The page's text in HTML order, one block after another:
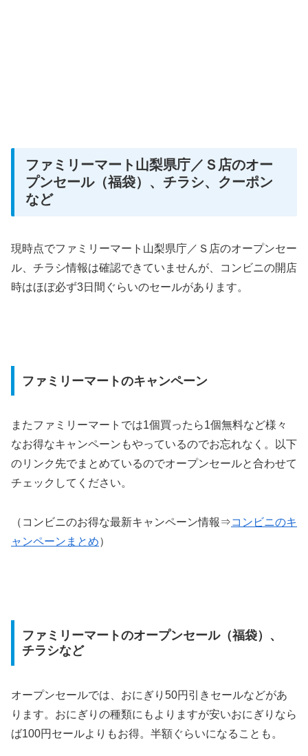
ファミリーマート山梨県庁／Ｓ店のオー
プンセール（福袋）、チラシ、クーポン
など
現時点でファミリーマート山梨県庁／Ｓ店のオープンセー
ル、チラシ情報は確認できていませんが、コンビニの開店
時はほぼ必ず3日間ぐらいのセールがあります。
ファミリーマートのキャンペーン
またファミリーマートでは1個買ったら1個無料など様々
なお得なキャンペーンもやっているのでお忘れなく。以下
のリンク先でまとめているのでオープンセールと合わせて
チェックしてください。
（コンビニのお得な最新キャンペーン情報⇒コンビニのキ
ャンペーンまとめ）
ファミリーマートのオープンセール（福袋）、
チラシなど
オープンセールでは、おにぎり50円引きセールなどがあ
ります。おにぎりの種類にもよりますが安いおにぎりなら
ば100円セールよりもお得。半額ぐらいになることも。